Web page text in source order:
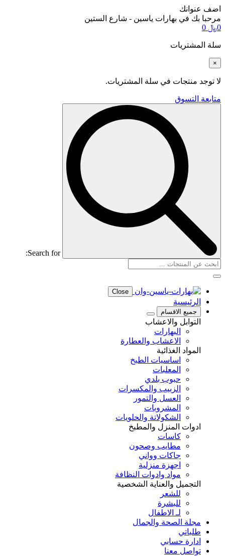
اضف عنوانك
مرحبا بك في بهارات ياسين - شارع الستين
0﷼ 0
سلة المشتريات
×
لا توجد منتجات في سلة المشتريات.
متابعة التسوق
Search for:
Close
الرئيسية
جميع الاقسام
التوابل والاعشاب
البهارات
الاعشاب والعطارة
المواد الغذائية
اساسيات الطبخ
المعلبات
حبوب بلدي
الزبيب والمكسرات
العسل والتمور
المشروبات
الشكولاتة والحلويات
ادوات المنزل والمطبخ
كاسات
مطايب وصحون
جاكات وواني
اجهزة منزلية
مواد وادوات النظافة
التجميل والعناية الشخصية
للشعر
للبشرة
لـ الاطفال
مجلة الصحة والجمال
طلباتي
ادارة حسابي
تواصل معنا